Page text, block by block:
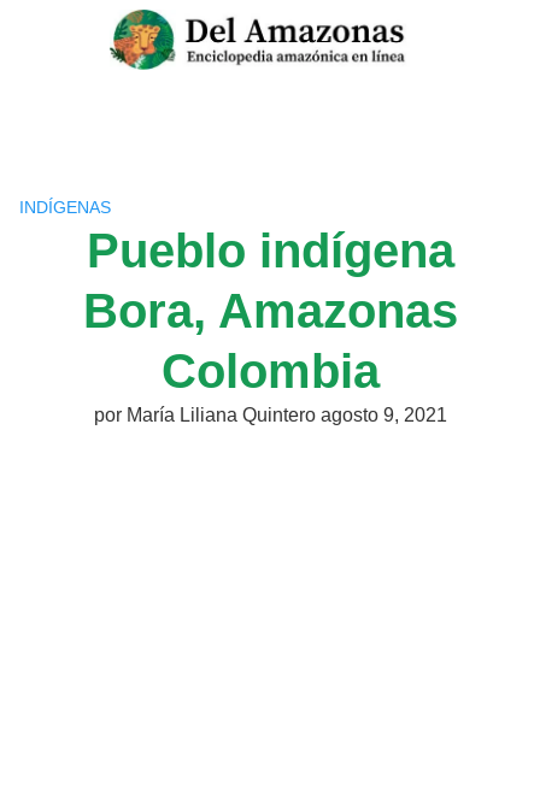
INDÍGENAS
Pueblo indígena
Bora, Amazonas
Colombia
por María Liliana Quintero agosto 9, 2021